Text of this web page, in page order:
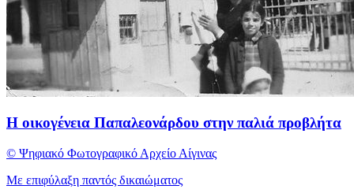
Η οικογένεια Παπαλεονάρδου στην παλιά προβλήτα
© Ψηφιακό Φωτογραφικό Αρχείο Αίγινας
Με επιφύλαξη παντός δικαιώματος